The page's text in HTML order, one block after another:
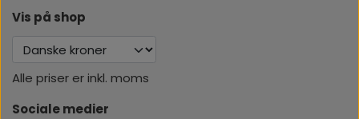
Vis på shop
Alle priser er inkl. moms
Sociale medier